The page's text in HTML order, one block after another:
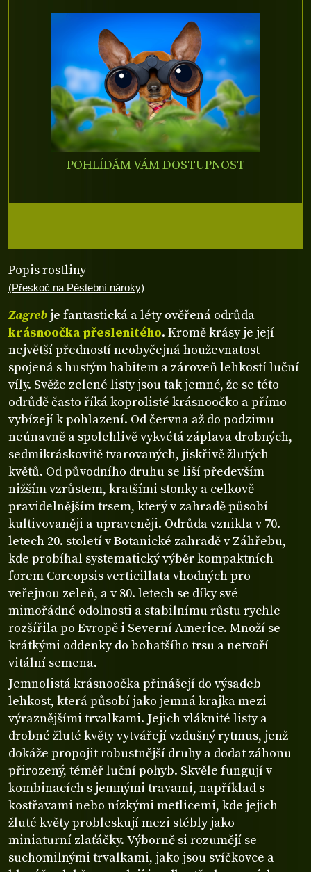
Popis rostliny
(Přeskoč na Pěstební nároky)
Zagreb je fantastická a léty ověřená odrůda
krásnoočka přeslenitého. Kromě krásy je její
největší předností neobyčejná houževnatost
spojená s hustým habitem a zároveň lehkostí luční
víly. Svěže zelené listy jsou tak jemné, že se této
odrůdě často říká koprolisté krásnoočko a přímo
vybízejí k pohlazení. Od června až do podzimu
neúnavně a spolehlivě vykvétá záplava drobných,
sedmikráskovitě tvarovaných, jiskřivě žlutých
květů. Od původního druhu se liší především
nižším vzrůstem, kratšími stonky a celkově
pravidelnějším trsem, který v zahradě působí
kultivovaněji a upraveněji. Odrůda vznikla v 70.
letech 20. století v Botanické zahradě v Záhřebu,
kde probíhal systematický výběr kompaktních
forem Coreopsis verticillata vhodných pro
veřejnou zeleň, a v 80. letech se díky své
mimořádné odolnosti a stabilnímu růstu rychle
rozšířila po Evropě i Severní Americe. Množí se
krátkými oddenky do bohatšího trsu a netvoří
vitální semena.
Jemnolistá krásnoočka přinášejí do výsadeb
lehkost, která působí jako jemná krajka mezi
výraznějšími trvalkami. Jejich vláknité listy a
drobné žluté květy vytvářejí vzdušný rytmus, jenž
dokáže propojit robustnější druhy a dodat záhonu
přirozený, téměř luční pohyb. Skvěle fungují v
kombinacích s jemnými travami, například s
kostřavami nebo nízkými metlicemi, kde jejich
žluté květy probleskují mezi stébly jako
miniaturní zlaťáčky. Výborně si rozumějí se
suchomilnými trvalkami, jako jsou svíčkovce a
POHLÍDÁM VÁM DOSTUPNOST